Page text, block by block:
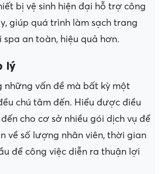
bị vệ sinh hiện đại hỗ trợ công
giúp quá trình làm sạch trang
an toàn, hiệu quả hơn.
lý
những vấn đề mà bất kỳ một
chú tâm đến. Hiểu được điều
cho cơ sở nhiều gói dịch vụ để
về số lượng nhân viên, thời gian
để công việc diễn ra thuận lợi